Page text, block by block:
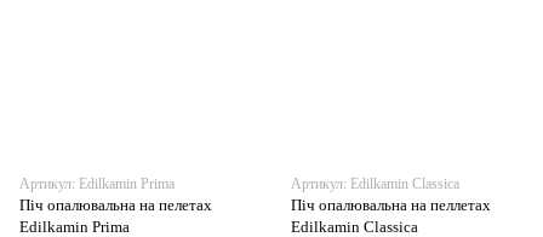
Артикул: Edilkamin Prima
Піч опалювальна на пелетах
Edilkamin Prima
Артикул: Edilkamin Classica
Піч опалювальна на пеллетах
Edilkamin Classica